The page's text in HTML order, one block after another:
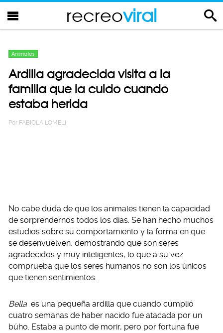
recreoviral
Animales
Ardilla agradecida visita a la
familia que la cuido cuando
estaba herida
Por FABIOLA LOMELI
No cabe duda de que los animales tienen la capacidad
de sorprendernos todos los días. Se han hecho muchos
estudios sobre su comportamiento y la forma en que
se desenvuelven, demostrando que son seres
agradecidos y muy inteligentes, lo que a su vez
comprueba que los seres humanos no son los únicos
que tienen sentimientos.
Bella es una pequeña ardilla que cuando cumplió
cuatro semanas de haber nacido fue atacada por un
búho. Estaba a punto de morir, pero por fortuna fue